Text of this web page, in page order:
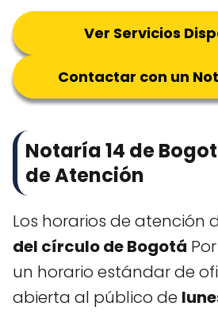
Ver Servicios
Contactar con un
Notaría 14 de
de Atención
Los horarios de atención
del círculo de Bogotá
un horario estándar de
abierta al público de